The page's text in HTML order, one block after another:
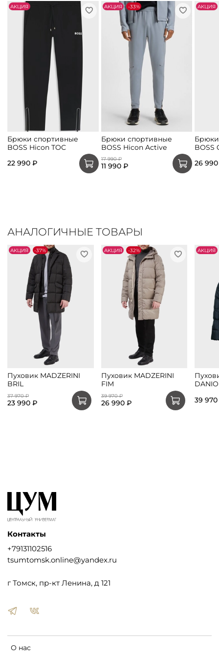
АKЦИЯ
Брюки спортивные
BOSS Hicon TOC
22 990 ₽
АKЦИЯ -33%
Брюки спортивные
BOSS Hicon Active
17 990 ₽
11 990 ₽
АKЦИЯ
BOSS
26
АНАЛОГИЧНЫЕ ТОВАРЫ
АKЦИЯ -37%
Пуховик MADZERINI
BRIL
37 970 ₽
23 990 ₽
АKЦИЯ -32%
Пуховик MADZERINI
FIM
39 970 ₽
26 990 ₽
АKЦИЯ
DANIO
39
О нас
Контакты
+79131102516
tsumtomsk.online@yandex.ru
г Томск, пр-кт Ленина, д 121